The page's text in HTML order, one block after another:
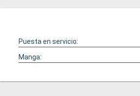
Puesta en servicio:
Manga: